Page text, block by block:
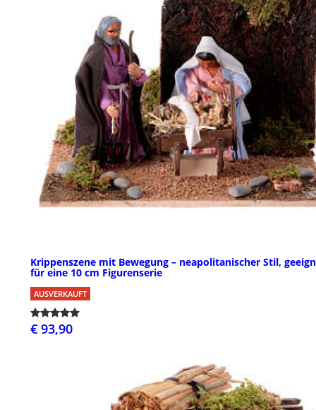
Krippenszene mit Bewegung – neapolitanischer Stil,
für eine 10 cm Figurenserie
AUSVERKAUFT
€ 93,90